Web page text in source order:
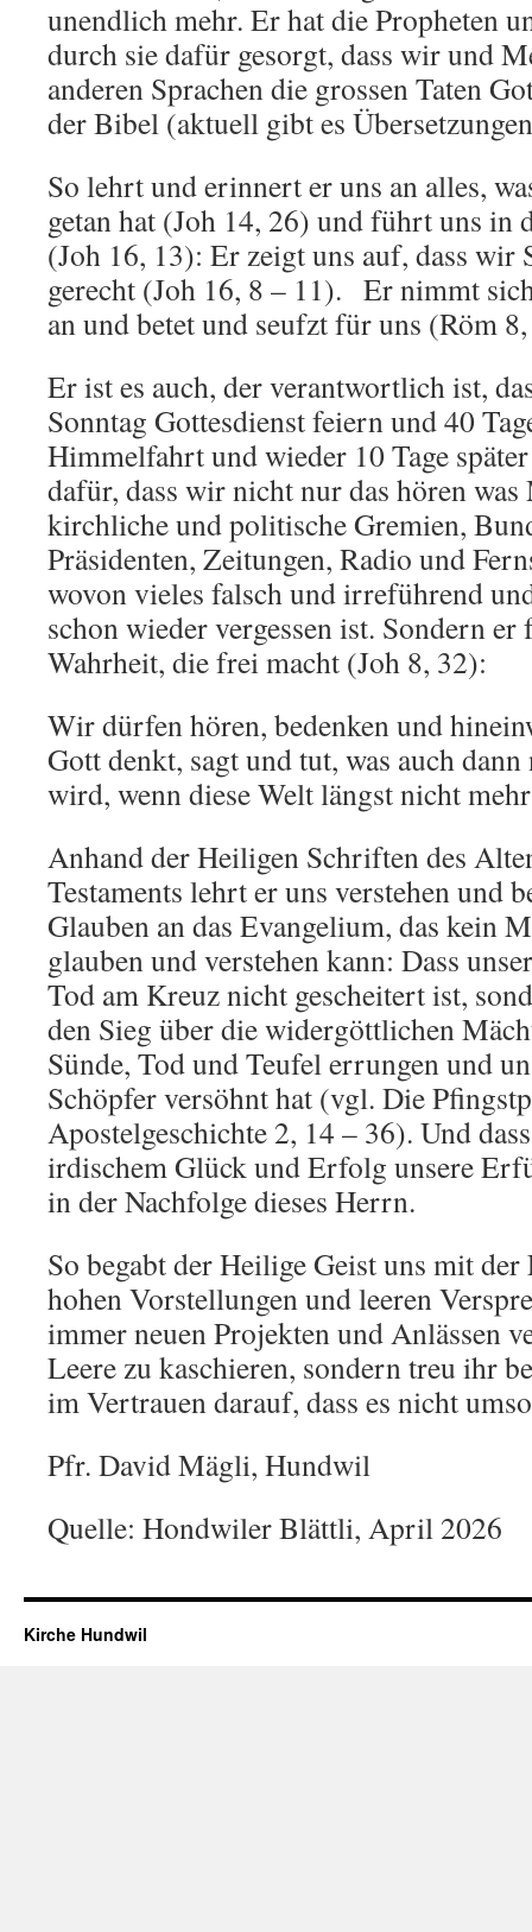
unendlich mehr. Er hat die Propheten
durch sie dafür gesorgt, dass wir und
anderen Sprachen die grossen Taten
der Bibel (aktuell gibt es
So lehrt und erinnert er uns an alles,
getan hat (Joh 14, 26) und führt uns in
(Joh 16, 13): Er zeigt uns auf, dass wir
gerecht (Joh 16, 8 – 11). Er nimmt
an und betet und seufzt für uns (Röm
Er ist es auch, der verantwortlich ist,
Sonntag Gottesdienst feiern und 40
Himmelfahrt und wieder 10 Tage
dafür, dass wir nicht nur das hören was
kirchliche und politische Gremien,
Präsidenten, Zeitungen, Radio und
wovon vieles falsch und irreführend
schon wieder vergessen ist. Sondern
Wahrheit, die frei macht (Joh 8, 32):
Wir dürfen hören, bedenken und
Gott denkt, sagt und tut, was auch
wird, wenn diese Welt längst nicht
Anhand der Heiligen Schriften des
Testaments lehrt er uns verstehen und
Glauben an das Evangelium, das kein
glauben und verstehen kann: Dass
Tod am Kreuz nicht gescheitert ist,
den Sieg über die widergöttlichen
Sünde, Tod und Teufel errungen und
Schöpfer versöhnt hat (vgl. Die
Apostelgeschichte 2, 14 – 36). Und
irdischem Glück und Erfolg unsere
in der Nachfolge dieses Herrn.
So begabt der Heilige Geist uns mit
hohen Vorstellungen und leeren
immer neuen Projekten und Anlässen
Leere zu kaschieren, sondern treu ihr
im Vertrauen darauf, dass es nicht
Pfr. David Mägli, Hundwil
Quelle: Hondwiler Blättli, April 2026
Kirche Hundwil